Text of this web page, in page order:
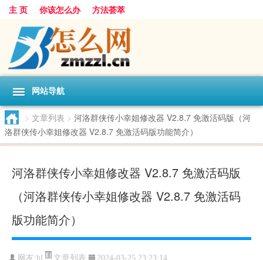
主 页 你该怎么办 方法荟萃
网站导航
> 文章列表 > 河洛群侠传小幸姐修改器 V2.8.7 免激活码版（河
洛群侠传小幸姐修改器 V2.8.7 免激活码版功能简介）
河洛群侠传小幸姐修改器 V2.8.7 免激活码版
（河洛群侠传小幸姐修改器 V2.8.7 免激活码
版功能简介）
网友:hl 文章列表 2024-03-25 23:23:14